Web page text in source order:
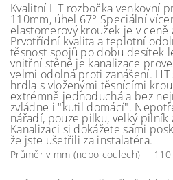
Kvalitní HT rozbočka venkovní
110mm, úhel 67° Speciální
elastomerový kroužek je v ceně
Prvotřídní kvalita a teplotní
těsnost spojů po dobu desítek
vnitřní stěně je kanalizace
velmi odolná proti zanášení.
hrdla s vloženými těsnícími
extrémně jednoduchá a bez
zvládne i "kutil domácí".
nářadí, pouze pilku, velký pilník
Kanalizaci si dokážete sami
že jste ušetřili za instalatéra.
Průměr v mm (nebo coulech) 110